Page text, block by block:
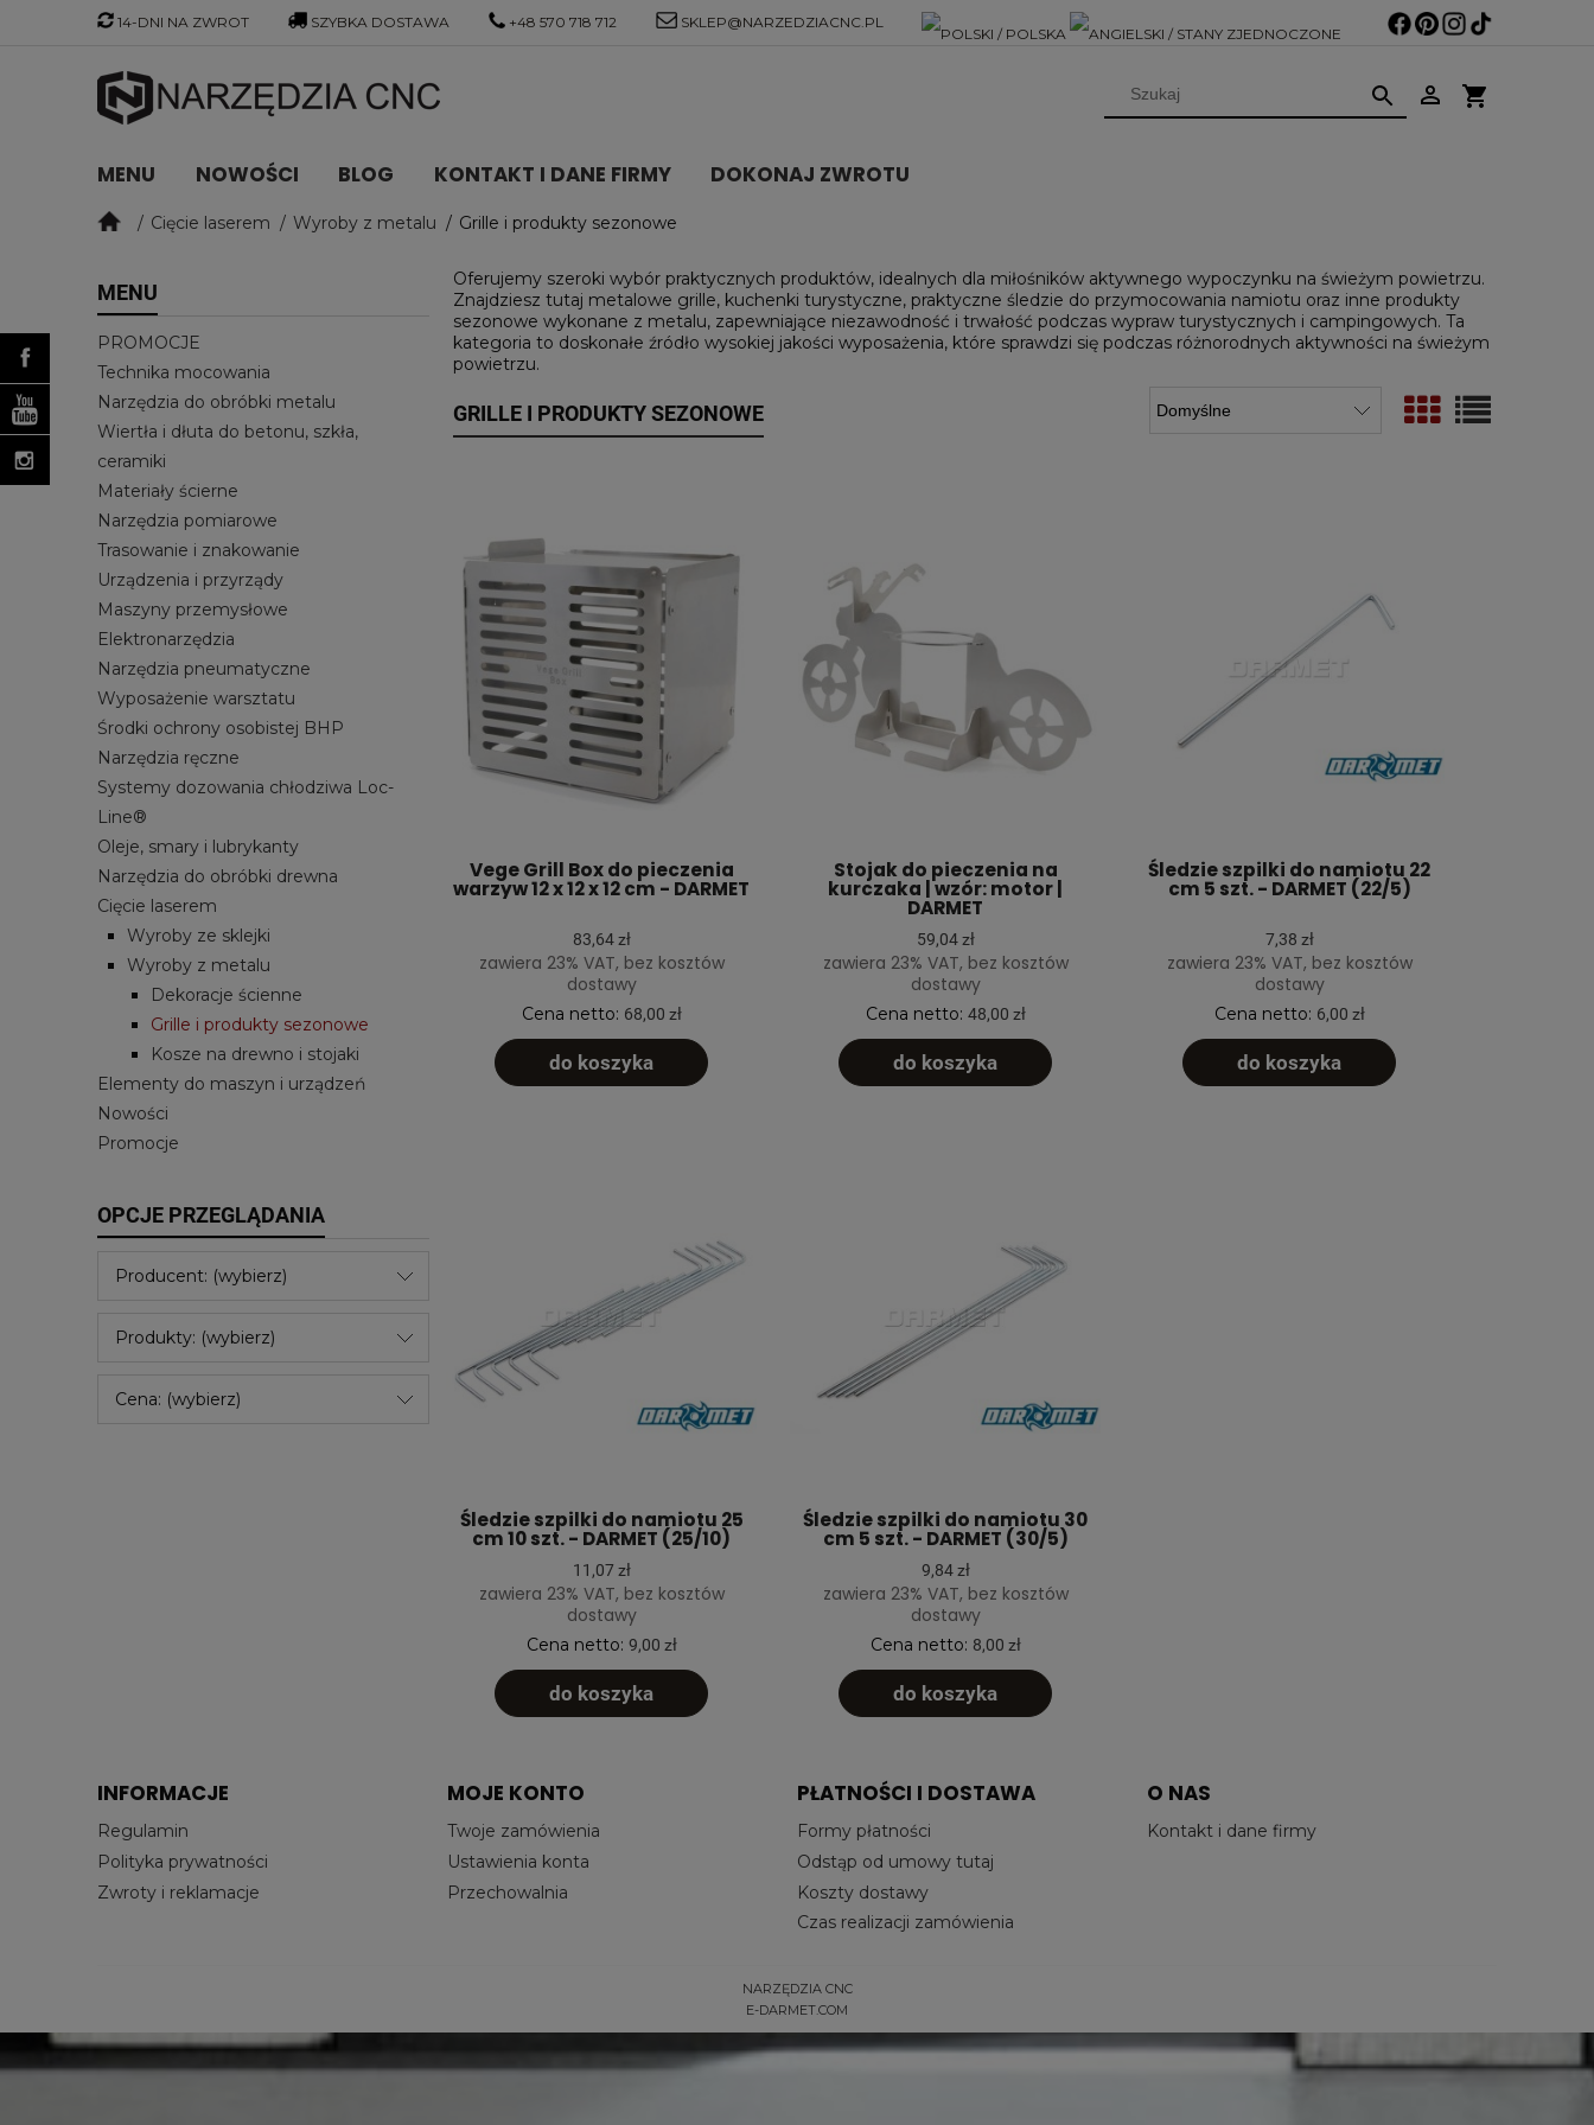
14-DNI NA ZWROT SZYBKA DOSTAWA +48 570 718 712 SKLEP@NARZEDZIACNC.PL
MENU NOWOŚCI BLOG KONTAKT I DANE FIRMY DOKONAJ ZWROTU
Cięcie laserem Wyroby z metalu Grille i produkty sezonowe
MENU
PROMOCJE
Technika mocowania
Narzędzia do obróbki metalu
Wiertła i dłuta do betonu, szkła,
ceramiki
Materiały ścierne
Narzędzia pomiarowe
Trasowanie i znakowanie
Urządzenia i przyrządy
Maszyny przemysłowe
Elektronarzędzia
Narzędzia pneumatyczne
Wyposażenie warsztatu
Środki ochrony osobistej BHP
Narzędzia ręczne
Systemy dozowania chłodziwa Loc-
Line®
Oleje, smary i lubrykanty
Narzędzia do obróbki drewna
Cięcie laserem
Wyroby ze sklejki
Wyroby z metalu
Dekoracje ścienne
Grille i produkty sezonowe
Kosze na drewno i stojaki
Elementy do maszyn i urządzeń
Nowości
Promocje
OPCJE PRZEGLĄDANIA
Producent: (wybierz)
Produkty: (wybierz)
Cena: (wybierz)
Oferujemy szeroki wybór praktycznych produktów, idealnych dla miłośników aktywnego wypoczynku na świeżym powietrzu.
Znajdziesz tutaj metalowe grille, kuchenki turystyczne, praktyczne śledzie do przymocowania namiotu oraz inne produkty
sezonowe wykonane z metalu, zapewniające niezawodność i trwałość podczas wypraw turystycznych i campingowych. Ta
kategoria to doskonałe źródło wysokiej jakości wyposażenia, które sprawdzi się podczas różnorodnych aktywności na świeżym
powietrzu.
GRILLE I PRODUKTY SEZONOWE
Vege Grill Box do pieczenia
warzyw 12 x 12 x 12 cm - DARMET
83,64 zł
zawiera 23% VAT, bez kosztów
dostawy
Cena netto: 68,00 zł
do koszyka
Stojak do pieczenia na
kurczaka | wzór: motor |
DARMET
59,04 zł
zawiera 23% VAT, bez kosztów
dostawy
Cena netto: 48,00 zł
do koszyka
Śledzie szpilki do namiotu 22
cm 5 szt. - DARMET (22/5)
7,38 zł
zawiera 23% VAT, bez kosztów
dostawy
Cena netto: 6,00 zł
do koszyka
Śledzie szpilki do namiotu 25
cm 10 szt. - DARMET (25/10)
11,07 zł
zawiera 23% VAT, bez kosztów
dostawy
Cena netto: 9,00 zł
do koszyka
Śledzie szpilki do namiotu 30
cm 5 szt. - DARMET (30/5)
9,84 zł
zawiera 23% VAT, bez kosztów
dostawy
Cena netto: 8,00 zł
do koszyka
INFORMACJE
Regulamin
Polityka prywatności
Zwroty i reklamacje
MOJE KONTO
Twoje zamówienia
Ustawienia konta
Przechowalnia
PŁATNOŚCI I DOSTAWA
Formy płatności
Odstąp od umowy tutaj
Koszty dostawy
Czas realizacji zamówienia
O NAS
Kontakt i dane firmy
NARZĘDZIA CNC
E-DARMET.COM